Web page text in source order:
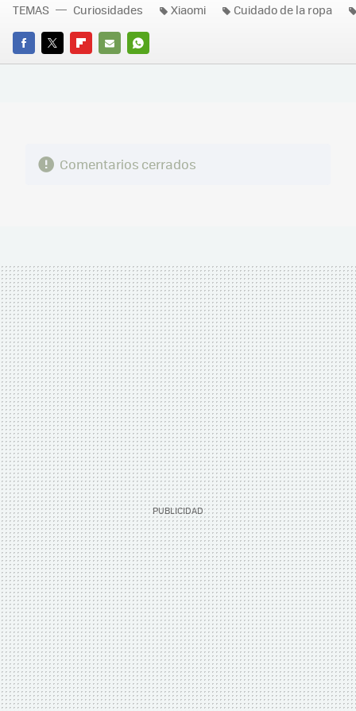
FACEBOOK
TWITTERFLIPBOARD
E-
WHATSAPP
TEMAS Curiosidades Xiaomi Cuidado de la ropa
Comentarios cerrados